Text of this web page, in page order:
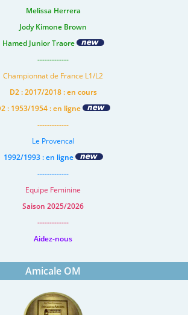
Melissa Herrera
Jody Kimone Brown
Hamed Junior Traore
-------------
Championnat de France L1/L2
D2 : 2017/2018 : en cours
: 1953/1954 : en ligne
-------------
Le Provencal
1992/1993 : en ligne
-------------
Equipe Feminine
Saison 2025/2026
-------------
Aidez-nous
Amicale OM